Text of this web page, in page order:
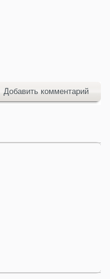
Добавить комментарий